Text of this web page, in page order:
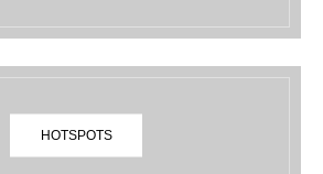
HOTSPOTS